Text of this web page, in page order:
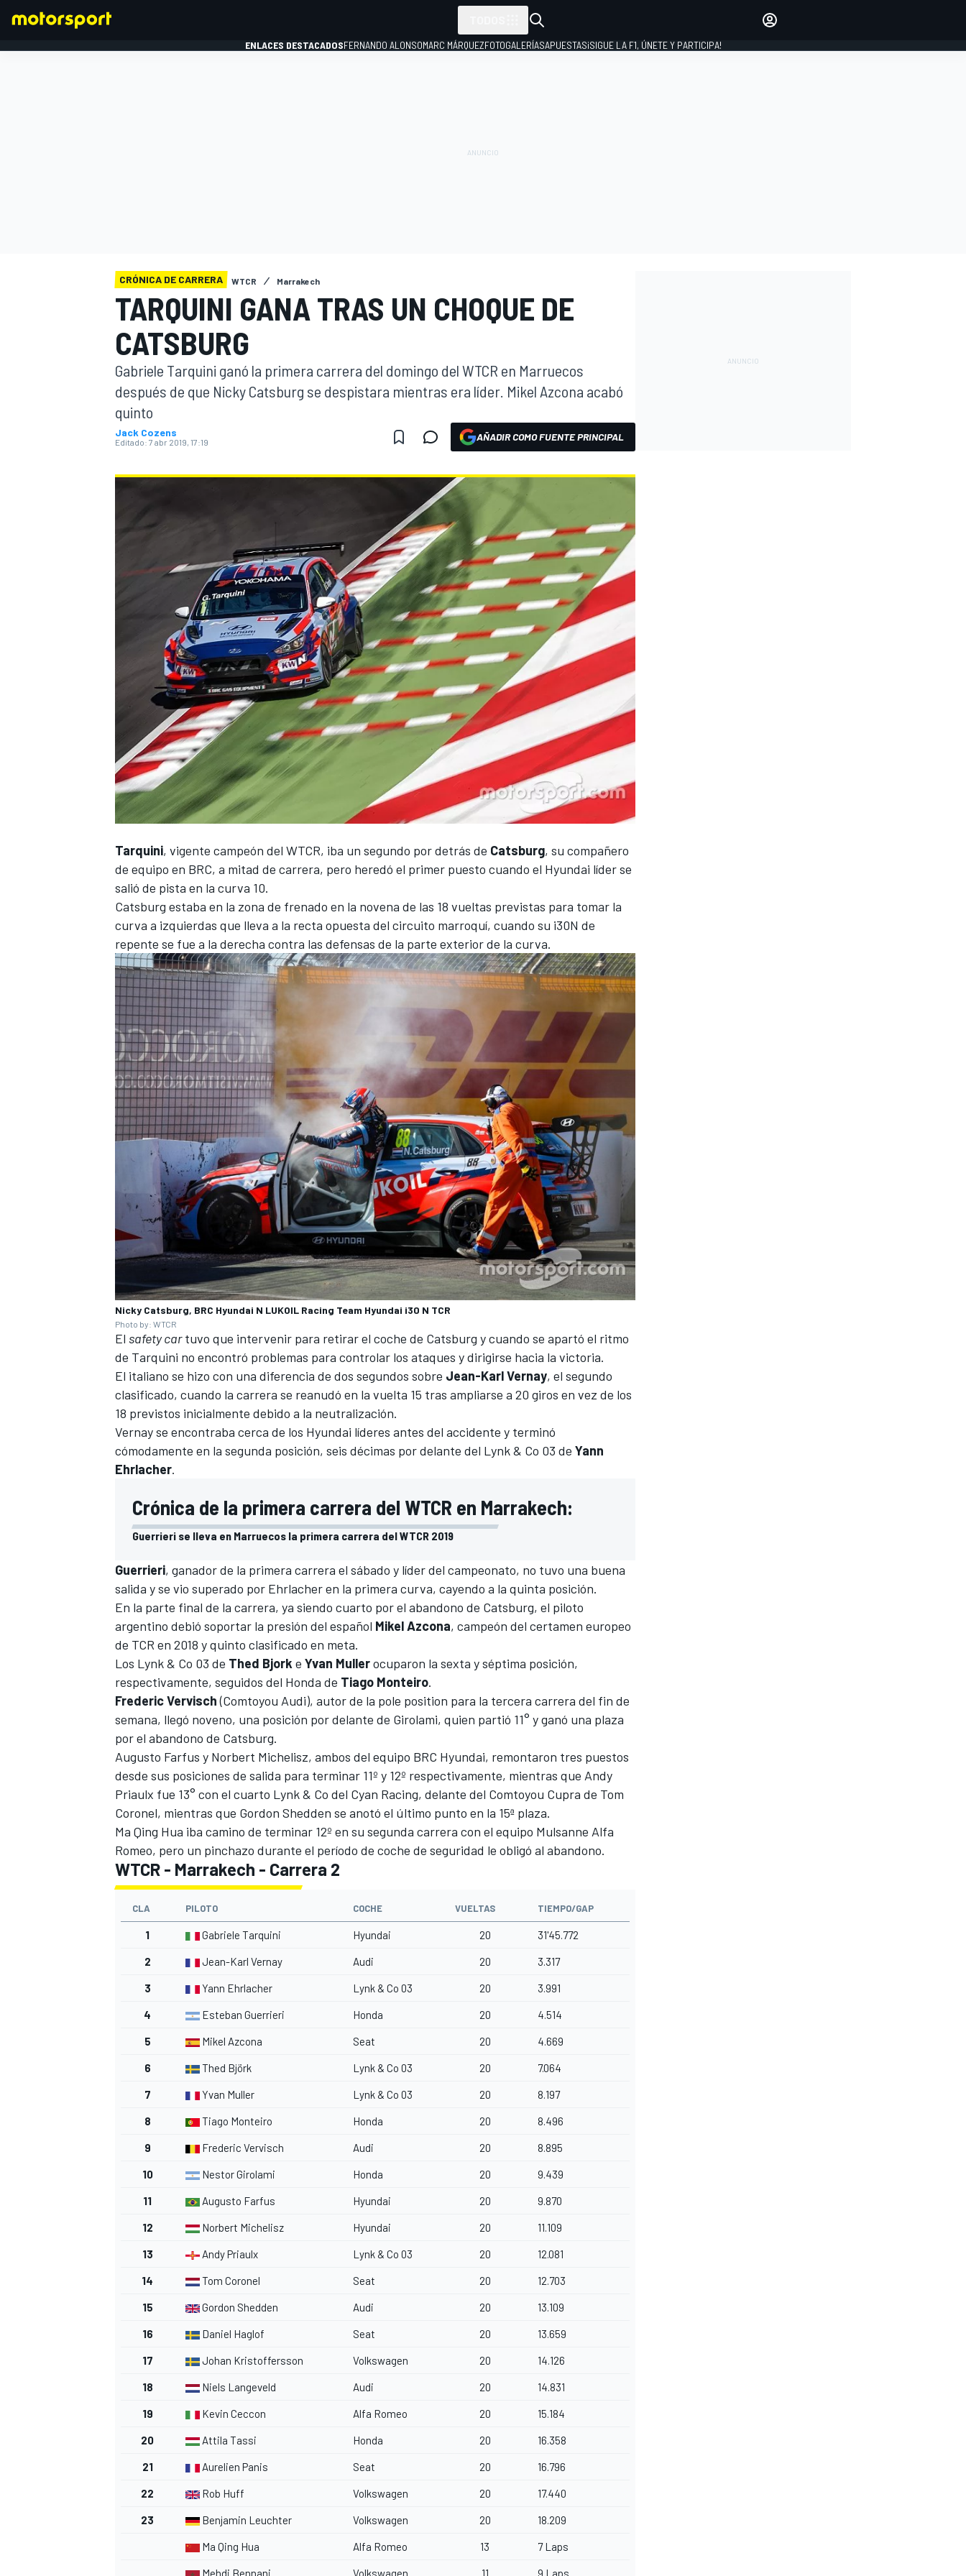
WEC FÓRMULA E
MÁS CATEGORÍAS
ENLACES DESTACADOSFERNANDO ALONSOMARC MÁRQUEZFOTOGALERÍASAPUESTAS¡SIGUE LA F1, ÚNETE Y PARTICIPA!
CRÓNICA DE CARRERA WTCR Marrakech
TARQUINI GANA TRAS UN CHOQUE DE
CATSBURG
Gabriele Tarquini ganó la primera carrera del domingo del WTCR en Marruecos
después de que Nicky Catsburg se despistara mientras era líder. Mikel Azcona acabó
quinto
Jack Cozens
Editado: 7 abr 2019, 17:19 AÑADIR COMO FUENTE PRINCIPAL
Tarquini, vigente campeón del WTCR, iba un segundo por detrás de Catsburg, su compañero
de equipo en BRC, a mitad de carrera, pero heredó el primer puesto cuando el Hyundai líder se
salió de pista en la curva 10.
Catsburg estaba en la zona de frenado en la novena de las 18 vueltas previstas para tomar la
curva a izquierdas que lleva a la recta opuesta del circuito marroquí, cuando su i30N de
repente se fue a la derecha contra las defensas de la parte exterior de la curva.
Nicky Catsburg, BRC Hyundai N LUKOIL Racing Team Hyundai i30 N TCR
Photo by: WTCR
El safety cartuvo que intervenir para retirar el coche de Catsburg y cuando se apartó el ritmo
de Tarquini no encontró problemas para controlar los ataques y dirigirse hacia la victoria.
El italiano se hizo con una diferencia de dos segundos sobre Jean-Karl Vernay, el segundo
clasificado, cuando la carrera se reanudó en la vuelta 15 tras ampliarse a 20 giros en vez de los
18 previstos inicialmente debido a la neutralización.
Vernay se encontraba cerca de los Hyundai líderes antes del accidente y terminó
cómodamente en la segunda posición, seis décimas por delante del Lynk & Co 03 de Yann
Ehrlacher.
Crónica de la primera carrera del WTCR en Marrakech:
Guerrieri se lleva en Marruecos la primera carrera del WTCR 2019
Guerrieri, ganador de la primera carrera el sábado y líder del campeonato, no tuvo una buena
salida y se vio superado por Ehrlacher en la primera curva, cayendo a la quinta posición.
En la parte final de la carrera, ya siendo cuarto por el abandono de Catsburg, el piloto
argentino debió soportar la presión del español Mikel Azcona, campeón del certamen europeo
de TCR en 2018 y quinto clasificado en meta.
Los Lynk & Co 03 de Thed Bjork e Yvan Mullerocuparon la sexta y séptima posición,
respectivamente, seguidos del Honda de Tiago Monteiro.
Frederic Vervisch(Comtoyou Audi), autor de la pole position para la tercera carrera del fin de
semana, llegó noveno, una posición por delante de Girolami, quien partió 11° y ganó una plaza
por el abandono de Catsburg.
Augusto Farfus y Norbert Michelisz, ambos del equipo BRC Hyundai, remontaron tres puestos
desde sus posiciones de salida para terminar 11º y 12º respectivamente, mientras que Andy
Priaulx fue 13° con el cuarto Lynk & Co del Cyan Racing, delante del Comtoyou Cupra de Tom
Coronel, mientras que Gordon Shedden se anotó el último punto en la 15ª plaza.
Ma Qing Hua iba camino de terminar 12º en su segunda carrera con el equipo Mulsanne Alfa
Romeo, pero un pinchazo durante el período de coche de seguridad le obligó al abandono.
WTCR - Marrakech - Carrera 2
CLA PILOTO COCHE VUELTAS TIEMPO/GAP
1 Gabriele Tarquini Hyundai 20 31'45.772
2 Jean-Karl Vernay Audi 20 3.317
3 Yann Ehrlacher Lynk & Co 03 20 3.991
4 Esteban Guerrieri Honda 20 4.514
5 Mikel Azcona Seat 20 4.669
6 Thed Björk Lynk & Co 03 20 7.064
7 Yvan Muller Lynk & Co 03 20 8.197
8 Tiago Monteiro Honda 20 8.496
9 Frederic Vervisch Audi 20 8.895
10 Nestor Girolami Honda 20 9.439
11 Augusto Farfus Hyundai 20 9.870
12 Norbert Michelisz Hyundai 20 11.109
13 Andy Priaulx Lynk & Co 03 20 12.081
14 Tom Coronel Seat 20 12.703
15 Gordon Shedden Audi 20 13.109
16 Daniel Haglof Seat 20 13.659
17 Johan Kristoffersson Volkswagen 20 14.126
18 Niels Langeveld Audi 20 14.831
19 Kevin Ceccon Alfa Romeo 20 15.184
20 Attila Tassi Honda 20 16.358
21 Aurelien Panis Seat 20 16.796
22 Rob Huff Volkswagen 20 17.440
23 Benjamin Leuchter Volkswagen 20 18.209
Ma Qing Hua Alfa Romeo 13 7 Laps
Mehdi Bennani Volkswagen 11 9 Laps